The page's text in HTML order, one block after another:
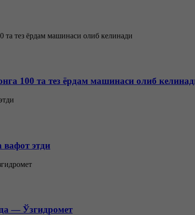
100 та тез ёрдам машинаси олиб
вафот этди
— Ўзгидромет